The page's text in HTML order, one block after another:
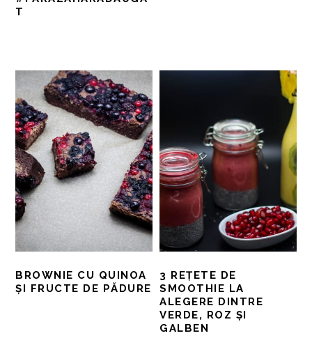
T
BROWNIE CU QUINOA
ȘI FRUCTE DE PĂDURE
3 REȚETE DE
SMOOTHIE LA
ALEGERE DINTRE
VERDE, ROZ ȘI
GALBEN